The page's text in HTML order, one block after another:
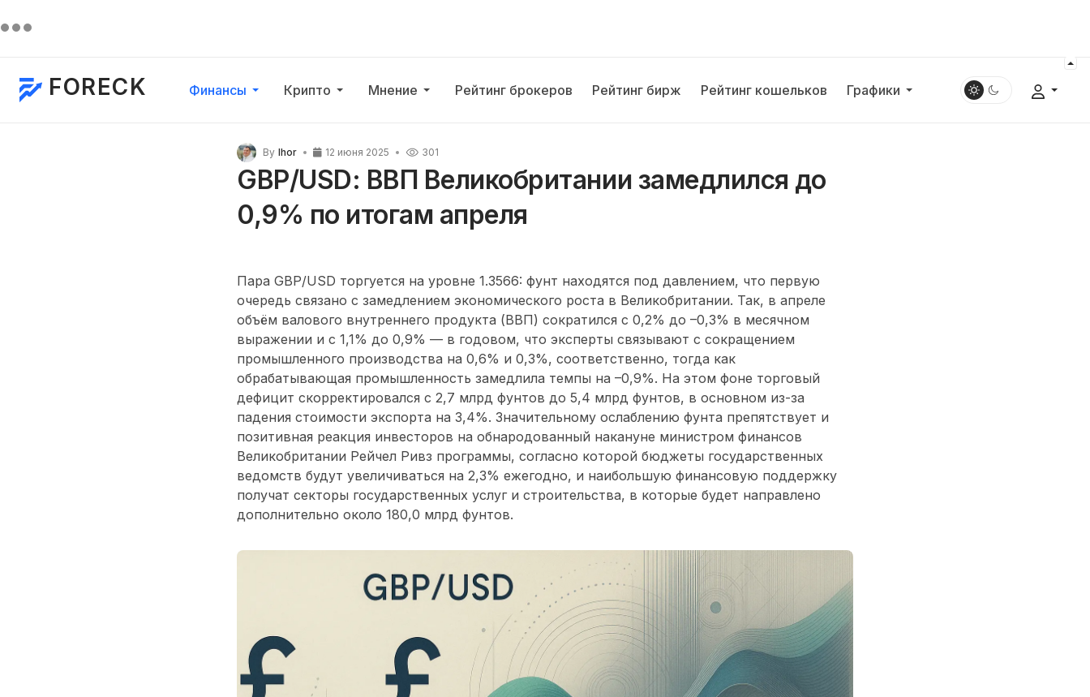
FORECK Финансы Крипто Мнение Рейтинг брокеров Рейтинг бирж Рейтинг кошельков Графики
By Ihor 12 июня 2025 301
GBP/USD: ВВП Великобритании замедлился до
0,9% по итогам апреля
Пара GBP/USD торгуется на уровне 1.3566: фунт находятся под давлением, что первую
очередь связано с замедлением экономического роста в Великобритании. Так, в апреле
объём валового внутреннего продукта (ВВП) сократился с 0,2% до –0,3% в месячном
выражении и с 1,1% до 0,9% — в годовом, что эксперты связывают с сокращением
промышленного производства на 0,6% и 0,3%, соответственно, тогда как
обрабатывающая промышленность замедлила темпы на –0,9%. На этом фоне торговый
дефицит скорректировался с 2,7 млрд фунтов до 5,4 млрд фунтов, в основном из-за
падения стоимости экспорта на 3,4%. Значительному ослаблению фунта препятствует и
позитивная реакция инвесторов на обнародованный накануне министром финансов
Великобритании Рейчел Ривз программы, согласно которой бюджеты государственных
ведомств будут увеличиваться на 2,3% ежегодно, и наибольшую финансовую поддержку
получат секторы государственных услуг и строительства, в которые будет направлено
дополнительно около 180,0 млрд фунтов.